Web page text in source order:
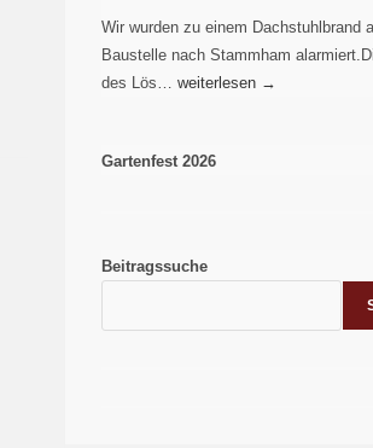
Wir wurden zu einem Dachstuhlbrand
Baustelle nach Stammham
des Lös… weiterlesen →
Gartenfest 2026
Beitragssuche